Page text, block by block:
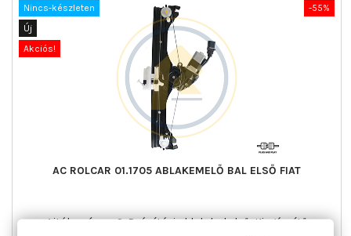
-55%
Nincs-készleten
Új
Akciós!
AC ROLCAR 01.1705 ABLAKEMELŐ BAL ELSŐ FIAT
Ajtók száma : 2, Beépítési oldal : bal első, Kiegészítő